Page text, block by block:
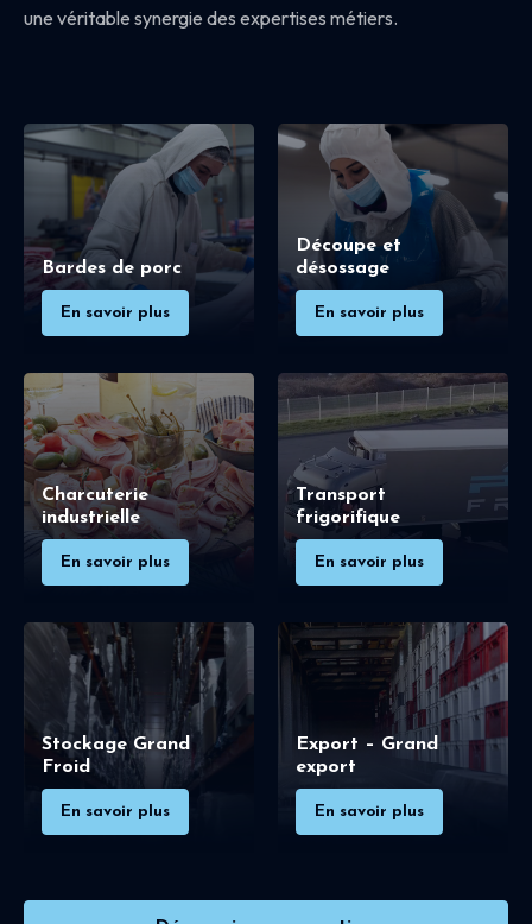
une véritable synergie des expertises métiers.
Bardes de porc
En savoir plus
Découpe et
désossage
En savoir plus
Charcuterie
industrielle
En savoir plus
Transport
frigorifique
En savoir plus
Stockage Grand
Froid
En savoir plus
Export – Grand
export
En savoir plus